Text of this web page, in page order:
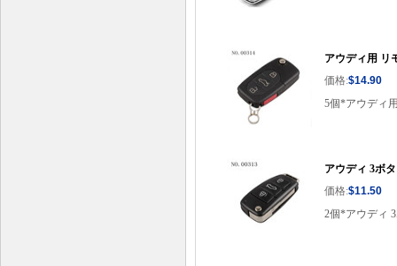
アウディ用 リ
価格:$14.90
5個*アウディ
アウディ 3ボ
価格:$11.50
2個*アウディ